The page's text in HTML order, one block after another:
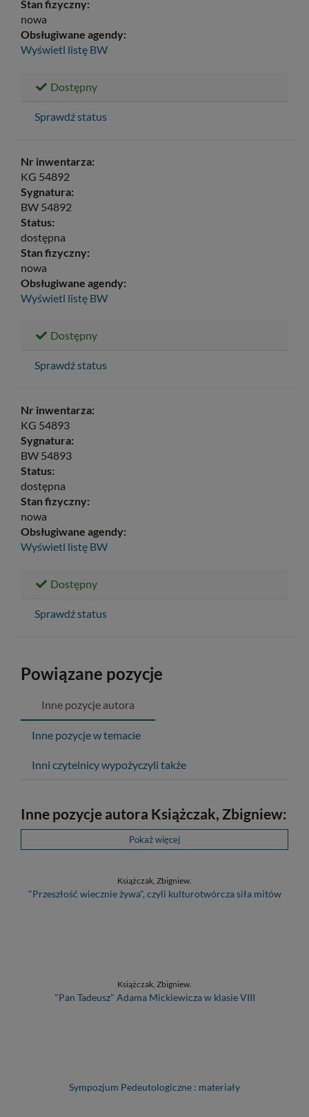
Stan fizyczny:
nowa
Obsługiwane agendy:
Wyświetl listę BW
Dostępny
Sprawdź status
Nr inwentarza:
KG 54892
Sygnatura:
BW 54892
Status:
dostępna
Stan fizyczny:
nowa
Obsługiwane agendy:
Wyświetl listę BW
Dostępny
Sprawdź status
Nr inwentarza:
KG 54893
Sygnatura:
BW 54893
Status:
dostępna
Stan fizyczny:
nowa
Obsługiwane agendy:
Wyświetl listę BW
Dostępny
Sprawdź status
Powiązane pozycje
Inne pozycje autora
Inne pozycje w temacie
Inni czytelnicy wypożyczyli także
Inne pozycje autora Książczak, Zbigniew:
Pokaż więcej
Książczak, Zbigniew.
"Przeszłość wiecznie żywa", czyli kulturotwórcza siła mitów
Książczak, Zbigniew.
"Pan Tadeusz" Adama Mickiewicza w klasie VIII
Sympozjum Pedeutologiczne : materiały